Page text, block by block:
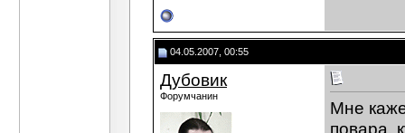
04.05.2007, 00:55
Дубовик
Форумчанин
Мне
повара,